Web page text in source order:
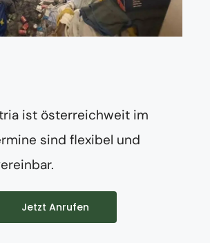
ist österreichweit im
sind flexibel und
Jetzt Anrufen